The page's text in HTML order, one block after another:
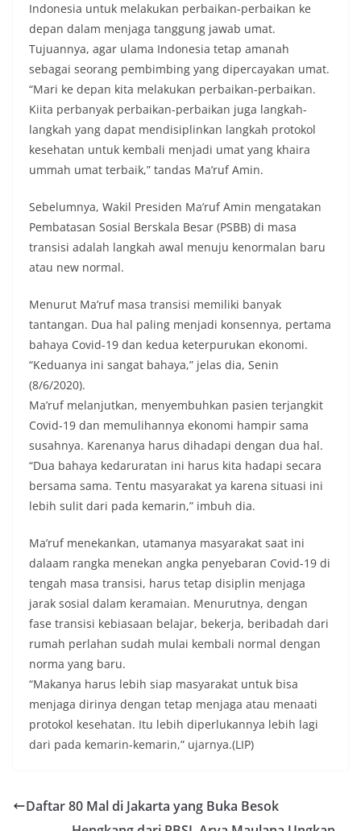
Indonesia untuk melakukan perbaikan-perbaikan ke
depan dalam menjaga tanggung jawab umat.
Tujuannya, agar ulama Indonesia tetap amanah
sebagai seorang pembimbing yang dipercayakan umat.
“Mari ke depan kita melakukan perbaikan-perbaikan.
Kiita perbanyak perbaikan-perbaikan juga langkah-
langkah yang dapat mendisiplinkan langkah protokol
kesehatan untuk kembali menjadi umat yang khaira
ummah umat terbaik,” tandas Ma’ruf Amin.
Sebelumnya, Wakil Presiden Ma’ruf Amin mengatakan
Pembatasan Sosial Berskala Besar (PSBB) di masa
transisi adalah langkah awal menuju kenormalan baru
atau new normal.
Menurut Ma’ruf masa transisi memiliki banyak
tantangan. Dua hal paling menjadi konsennya, pertama
bahaya Covid-19 dan kedua keterpurukan ekonomi.
“Keduanya ini sangat bahaya,” jelas dia, Senin
(8/6/2020).
Ma’ruf melanjutkan, menyembuhkan pasien terjangkit
Covid-19 dan memulihannya ekonomi hampir sama
susahnya. Karenanya harus dihadapi dengan dua hal.
“Dua bahaya kedaruratan ini harus kita hadapi secara
bersama sama. Tentu masyarakat ya karena situasi ini
lebih sulit dari pada kemarin,” imbuh dia.
Ma’ruf menekankan, utamanya masyarakat saat ini
dalaam rangka menekan angka penyebaran Covid-19 di
tengah masa transisi, harus tetap disiplin menjaga
jarak sosial dalam keramaian. Menurutnya, dengan
fase transisi kebiasaan belajar, bekerja, beribadah dari
rumah perlahan sudah mulai kembali normal dengan
norma yang baru.
“Makanya harus lebih siap masyarakat untuk bisa
menjaga dirinya dengan tetap menjaga atau menaati
protokol kesehatan. Itu lebih diperlukannya lebih lagi
dari pada kemarin-kemarin,” ujarnya.(LIP)
Daftar 80 Mal di Jakarta yang Buka Besok